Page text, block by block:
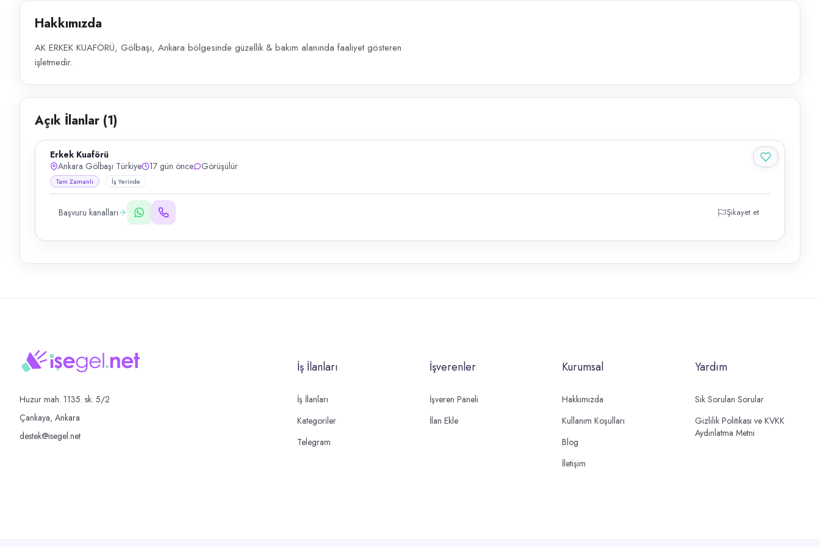
Hakkımızda
AK ERKEK KUAFÖRÜ, Gölbaşı, Ankara bölgesinde güzellik & bakım alanında faaliyet gösteren
işletmedir.
Açık İlanlar (1)
Erkek Kuaförü
Ankara Gölbaşı Türkiye
17 gün önce Görüşülür
Tam Zamanlı İş Yerinde
Başvuru kanalları Şikayet et
Huzur mah. 1135. sk. 5/2
Çankaya, Ankara
destek@isegel.net
İş İlanları
İş İlanları
Kategoriler
Telegram
İşverenler
İşveren Paneli
İlan Ekle
Kurumsal
Hakkımızda
Kullanım Koşulları
Blog
İletişim
Yardım
Sık Sorulan Sorular
Gizlilik Politikası ve KVKK
Aydınlatma Metni